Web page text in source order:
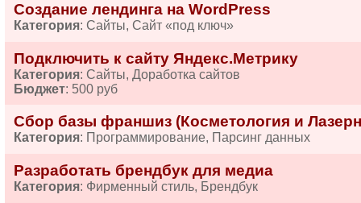
Создание лендинга на WordPress
Категория: Сайты, Сайт «под ключ»
Подключить к сайту Яндекс.Метрику
Категория: Сайты, Доработка сайтов
Бюджет: 500 руб
Сбор базы франшиз (Косметология и
Категория: Программирование, Парсинг данных
Разработать брендбук для медиа
Категория: Фирменный стиль, Брендбук